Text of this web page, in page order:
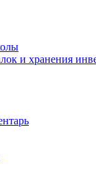
и хранения